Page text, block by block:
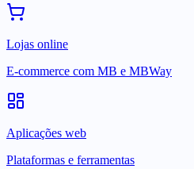
Lojas online
E-commerce com MB e MBWay
Aplicações web
Plataformas e ferramentas